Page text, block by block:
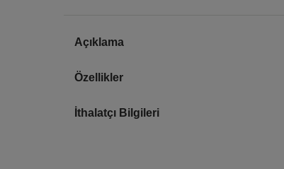
Açıklama
Özellikler
İthalatçı Bilgileri